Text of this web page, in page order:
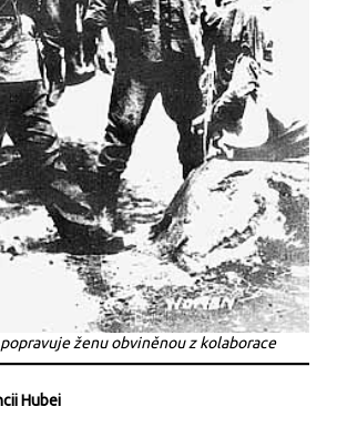
ženu obviněnou z kolaborace
Hubei